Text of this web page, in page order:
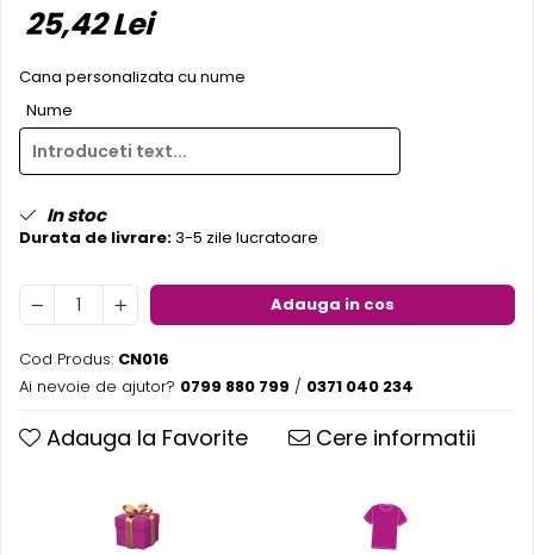
Pereti textili
Totem-uri
Green Screen
Lightbox
Arcade
Pereti
Mobilier portabil
Accesorii
Mese
Outdoor
Corturi Pliabile
25,42 Lei
Cana personalizata cu nume
Nume
In stoc
Durata de livrare:3-5 zile lucratoare
Adauga in cos
Cod Produs: CN016
Ai nevoie de ajutor? 0799 880 799 / 0371 040 234
Adauga la Favorite Cere informatii